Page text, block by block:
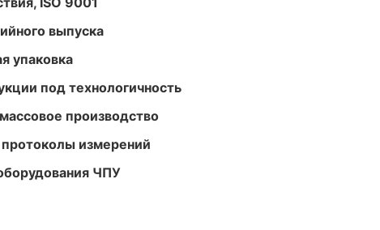
выпуска
упаковка
под технологичность
производство
измерений
ЧПУ